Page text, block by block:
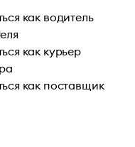
как водитель
как курьер
как поставщик